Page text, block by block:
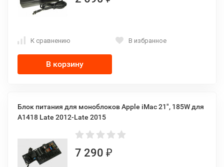
К сравнению В избранное
В корзину
Блок питания для моноблоков Apple iMac 21", 185W для
A1418 Late 2012-Late 2015
7 290 ₽